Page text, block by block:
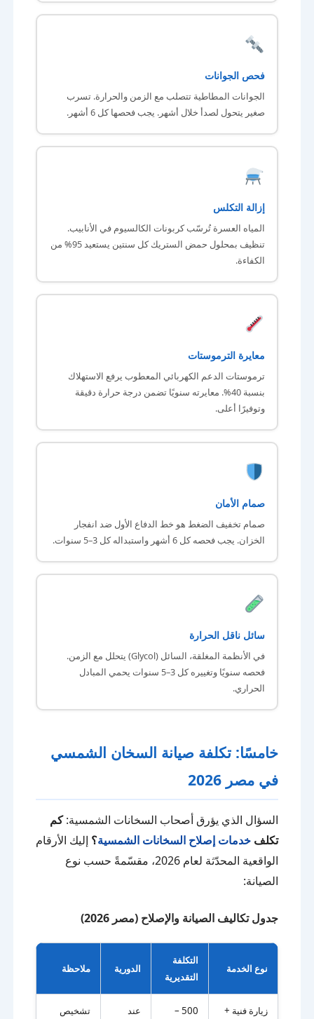
فحص الجوانات
الجوانات المطاطية تتصلب مع الزمن والحرارة. تسرب
صغير يتحول لصدأ خلال أشهر. يجب فحصها كل 6 أشهر.
إزالة التكلس
المياه العسرة تُرسّب كربونات الكالسيوم في الأنابيب.
تنظيف بمحلول حمض الستريك كل سنتين يستعيد 95% من
الكفاءة.
معايرة الترموستات
ترموستات الدعم الكهربائي المعطوب يرفع الاستهلاك
بنسبة 40%. معايرته سنويًا تضمن درجة حرارة دقيقة
وتوفيرًا أعلى.
صمام الأمان
صمام تخفيف الضغط هو خط الدفاع الأول ضد انفجار
الخزان. يجب فحصه كل 6 أشهر واستبداله كل 3–5 سنوات.
سائل ناقل الحرارة
في الأنظمة المغلقة، السائل (Glycol) يتحلل مع الزمن.
فحصه سنويًا وتغييره كل 3–5 سنوات يحمي المبادل
الحراري.
خامسًا: تكلفة صيانة السخان الشمسي
في مصر 2026
السؤال الذي يؤرق أصحاب السخانات الشمسية:كم
تكلف خدمات إصلاح السخانات الشمسية؟ إليك الأرقام
الواقعية المحدّثة لعام 2026، مقسّمةً حسب نوع
الصيانة:
جدول تكاليف الصيانة والإصلاح (مصر 2026)
نوع الخدمة
التكلفة
التقديرية
الدورية ملاحظة
زيارة فنية + 500 – عند تشخيص